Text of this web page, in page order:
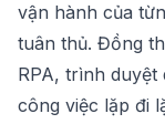
vận hành của
tuân thủ. Đồng
RPA, trình
công việc lặp đi